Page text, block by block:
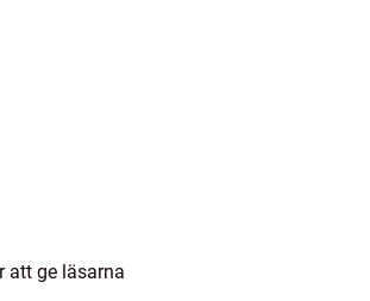
att ge läsarna